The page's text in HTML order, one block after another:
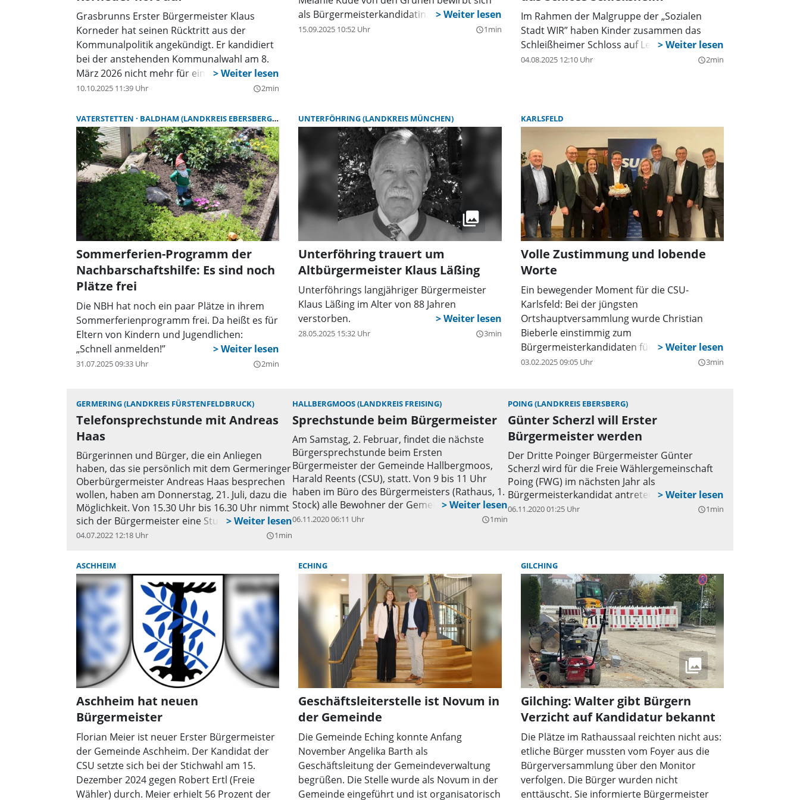
Grasbrunns Erster Bürgermeister Klaus
Korneder hat seinen Rücktritt aus der
Kommunalpolitik angekündigt. Er kandidiert
bei der anstehenden Kommunalwahl am 8.
März 2026 nicht mehr für eine vierte
Amtszeit.
10.10.2025 11:39 Uhr query_builder2min
als Bürgermeisterkandidatin.
15.09.2025 10:52 Uhr query_builder1min
Im Rahmen der Malgruppe der „Sozialen
Stadt WIR” haben Kinder zusammen das
Schleißheimer Schloss auf Leinwand gemalt.
04.08.2025 12:10 Uhr query_builder2min
VATERSTETTEN BALDHAM (LANDKREIS EBERSBERG) ZORNEDING
Sommerferien-Programm der
Nachbarschaftshilfe: Es sind noch
Plätze frei
Die NBH hat noch ein paar Plätze in ihrem
Sommerferienprogramm frei. Da heißt es für
Eltern von Kindern und Jugendlichen:
„Schnell anmelden!”
31.07.2025 09:33 Uhr query_builder2min
UNTERFÖHRING (LANDKREIS MÜNCHEN)
Unterföhring trauert um
Altbürgermeister Klaus Läßing
Unterföhrings langjähriger Bürgermeister
Klaus Läßing im Alter von 88 Jahren
verstorben.
28.05.2025 15:32 Uhr query_builder3min
KARLSFELD
Volle Zustimmung und lobende
Worte
Ein bewegender Moment für die CSU-
Karlsfeld: Bei der jüngsten
Ortshauptversammlung wurde Christian
Bieberle einstimmig zum
Bürgermeisterkandidaten für die
Kommunalwahl 2026 nominiert. Die
Gemeinderat und Baureferenten zum
Ausdruck brachten. Die Versammlung fand
in der Zirbelstube des Bürgerhauses statt,
wo sich zahlreiche Mitglieder und
Unterstützer der CSU versammelten, um an
diesem bedeutenden Ereignis teilzunehmen.
03.02.2025 09:05 Uhr query_builder3min
GERMERING (LANDKREIS FÜRSTENFELDBRUCK)
Telefonsprechstunde mit Andreas
Haas
Bürgerinnen und Bürger, die ein Anliegen
haben, das sie persönlich mit dem Germeringer
Oberbürgermeister Andreas Haas besprechen
wollen, haben am Donnerstag, 21. Juli, dazu die
Möglichkeit. Von 15.30 Uhr bis 16.30 Uhr nimmt
sich der Bürgermeister eine Stunde Zeit für
Fragen. Damit Bürgerinnen und Bürger ihre
für den Termin vorab unter Tel. 089/89419500
anzumelden. Die Mitarbeiterinnen geben bei
der Anmeldung auch gerne Informationen zum
genauen Ablauf.
04.07.2022 12:18 Uhr query_builder1min
HALLBERGMOOS (LANDKREIS FREISING)
Sprechstunde beim Bürgermeister
Am Samstag, 2. Februar, findet die nächste
Bürgersprechstunde beim Ersten
Bürgermeister der Gemeinde Hallbergmoos,
Harald Reents (CSU), statt. Von 9 bis 11 Uhr
haben im Büro des Bürgermeisters (Rathaus, 1.
Stock) alle Bewohner der Gemeinde,
Erwachsene ebenso wie Kinder und
vorgetragen werden. Eine Anmeldung ist nicht
notwendig. Der darauf folgende Termin für die
Bürgersprechstunde bei Harald Reents ist
Samstag, 2. März.
06.11.2020 06:11 Uhr query_builder1min
POING (LANDKREIS EBERSBERG)
Günter Scherzl will Erster
Bürgermeister werden
Der Dritte Poinger Bürgermeister Günter
Scherzl wird für die Freie Wählergemeinschaft
Poing (FWG) im nächsten Jahr als
Bürgermeisterkandidat antreten.
06.11.2020 01:25 Uhr query_builder1min
ASCHHEIM
Aschheim hat neuen
Bürgermeister
Florian Meier ist neuer Erster Bürgermeister
der Gemeinde Aschheim. Der Kandidat der
CSU setzte sich bei der Stichwahl am 15.
Dezember 2024 gegen Robert Ertl (Freie
Wähler) durch. Meier erhielt 56 Prozent der
ECHING
Geschäftsleiterstelle ist Novum in
der Gemeinde
Die Gemeinde Eching konnte Anfang
November Angelika Barth als
Geschäftsleitung der Gemeindeverwaltung
begrüßen. Die Stelle wurde als Novum in der
Gemeinde eingeführt und ist organisatorisch
GILCHING
Gilching: Walter gibt Bürgern
Verzicht auf Kandidatur bekannt
Die Plätze im Rathaussaal reichten nicht aus:
etliche Bürger mussten vom Foyer aus die
Bürgerversammlung über den Monitor
verfolgen. Die Bürger wurden nicht
enttäuscht. Sie informierte Bürgermeister